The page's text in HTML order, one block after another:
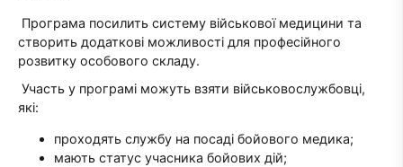
Програма посилить систему військової медицини та
створить додаткові можливості для професійного
розвитку особового складу.
Участь у програмі можуть взяти військовослужбовці,
які:
проходять службу на посаді бойового медика;
мають статус учасника бойових дій;